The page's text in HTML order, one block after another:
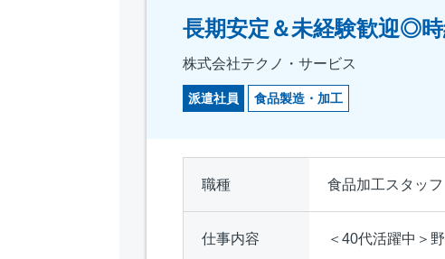
長期安定＆未経験歓迎◎
株式会社テクノ・サービス
派遣社員 食品製造・加工
職種 食品加工スタッフ
仕事内容 ＜40代活躍中＞